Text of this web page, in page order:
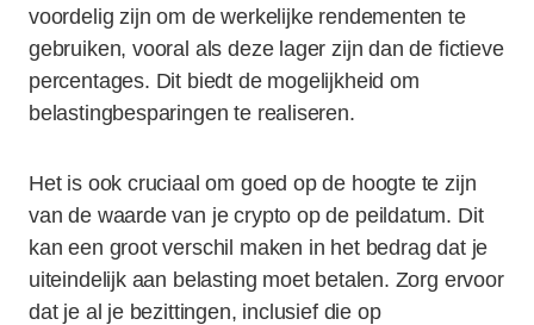
voordelig zijn om de werkelijke rendementen te
gebruiken, vooral als deze lager zijn dan de fictieve
percentages. Dit biedt de mogelijkheid om
belastingbesparingen te realiseren.
Het is ook cruciaal om goed op de hoogte te zijn
van de waarde van je crypto op de peildatum. Dit
kan een groot verschil maken in het bedrag dat je
uiteindelijk aan belasting moet betalen. Zorg ervoor
dat je al je bezittingen, inclusief die op